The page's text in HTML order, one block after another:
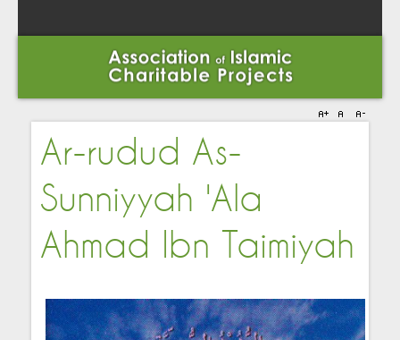
Ar-rudud As-
Sunniyyah 'Ala
Ahmad Ibn Taimiyah